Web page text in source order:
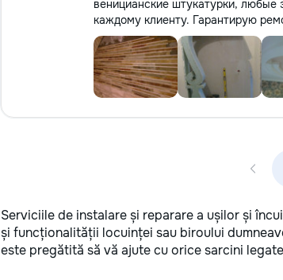
веницианские штукатурки, любые
каждому клиенту. Гарантирую
Serviciile de instalare și reparare a ușilor și
și funcționalității locuinței sau biroului
este pregătită să vă ajute cu orice sarcini